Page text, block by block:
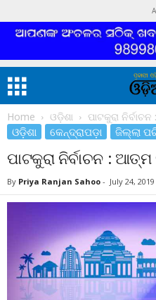
Home ଓଡ଼ିଶା ପାଟକୁରା
ଓଡ଼ିଶା କେନ୍ଦ୍ରାପଡ଼ା ଜିଲ୍ଲା
ପାଟକୁରା ନିର୍ବାଚନ :
By Priya Ranjan Sahoo - July 24, 2019